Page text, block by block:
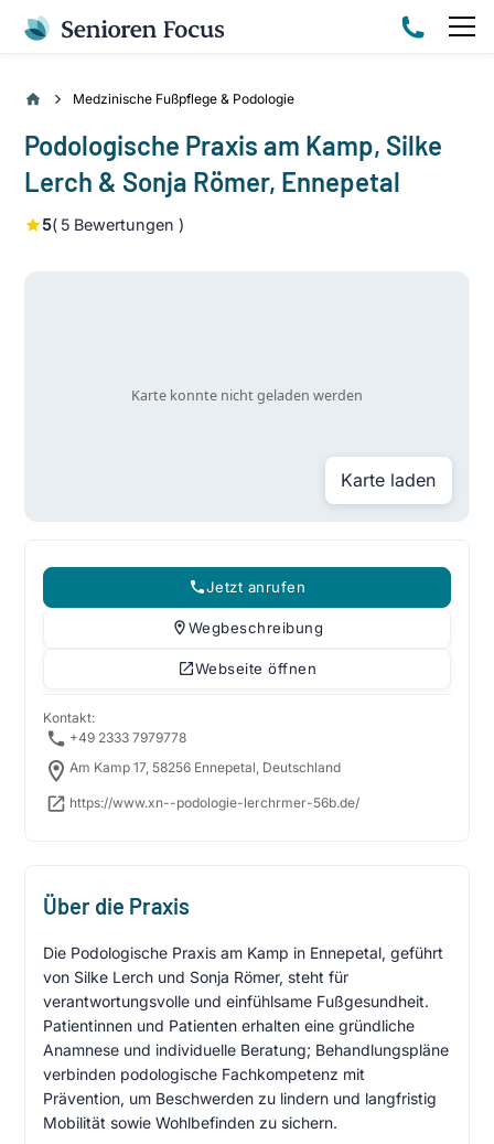
Medzinische Fußpflege & Podologie
Podologische Praxis am Kamp, Silke
Lerch & Sonja Römer, Ennepetal
5( 5 Bewertungen )
Karte laden
Jetzt anrufen
Wegbeschreibung
Webseite öffnen
Kontakt:
+49 2333 7979778
Am Kamp 17, 58256 Ennepetal, Deutschland
https://www.xn--podologie-lerchrmer-56b.de/
Über die Praxis
Die Podologische Praxis am Kamp in Ennepetal, geführt
von Silke Lerch und Sonja Römer, steht für
verantwortungsvolle und einfühlsame Fußgesundheit.
Patientinnen und Patienten erhalten eine gründliche
Anamnese und individuelle Beratung; Behandlungspläne
verbinden podologische Fachkompetenz mit
Prävention, um Beschwerden zu lindern und langfristig
Mobilität sowie Wohlbefinden zu sichern.